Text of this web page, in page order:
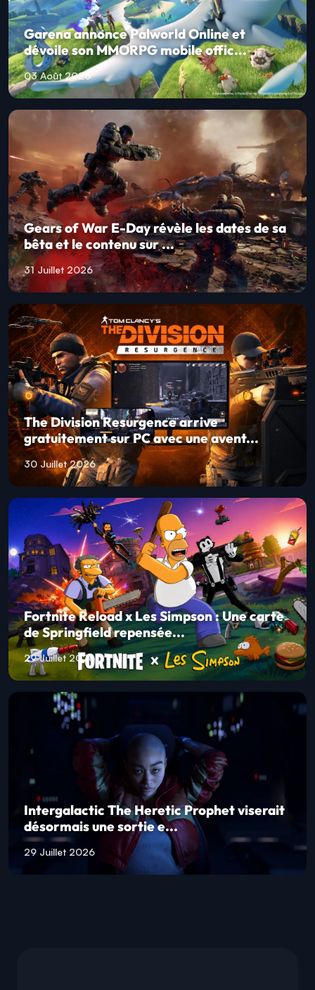
Garena annonce Palworld Online et
dévoile son MMORPG mobile offic...
03 Août 2026
Gears of War E-Day révèle les dates de sa
bêta et le contenu sur ...
31 Juillet 2026
The Division Resurgence arrive
gratuitement sur PC avec une avent...
30 Juillet 2026
Fortnite Reload x Les Simpson : Une carte
de Springfield repensée...
29 Juillet 2026
Intergalactic The Heretic Prophet viserait
désormais une sortie e...
29 Juillet 2026